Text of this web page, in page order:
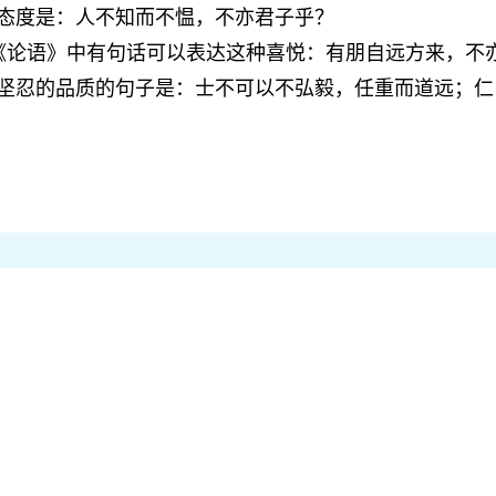
是：人不知而不愠，不亦君子乎？
语》中有句话可以表达这种喜悦：有朋自远方来，不
忍的品质的句子是：士不可以不弘毅，任重而道远；仁